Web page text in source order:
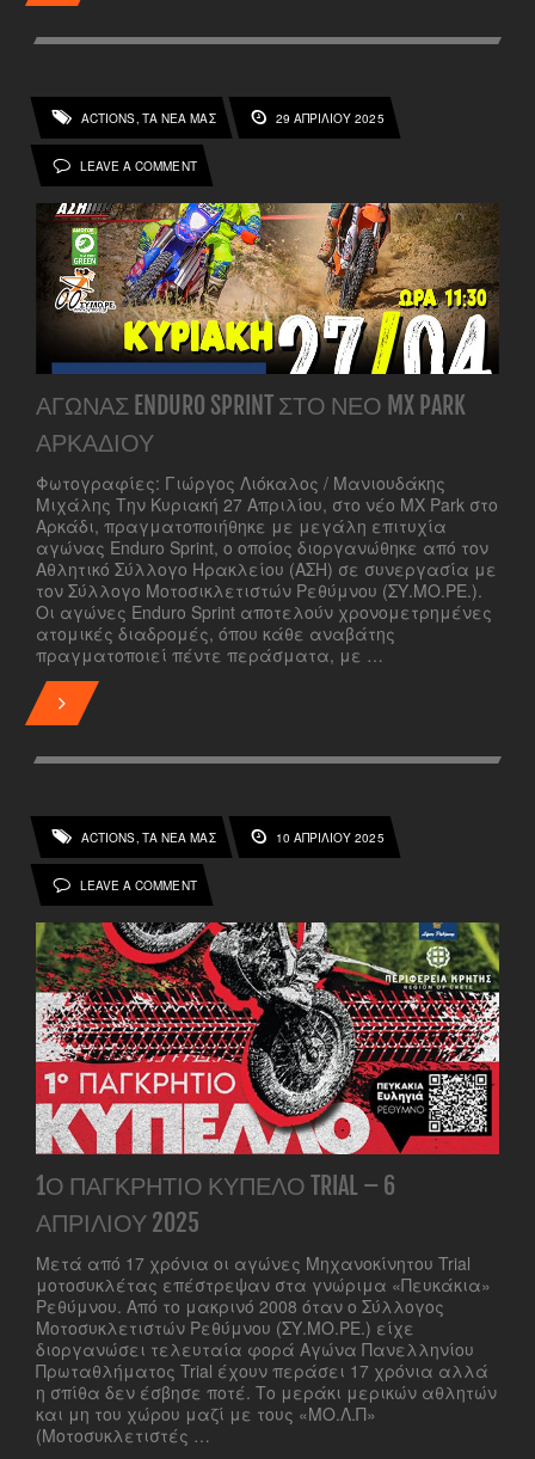
ACTIONS,ΤΑ ΝΕΑ ΜΑΣ 29 ΑΠΡΙΛΊΟΥ 2025
LEAVE A COMMENT
ΑΓΏΝΑΣ ENDURO SPRINT ΣΤΟ ΝΈΟ MX PARK
ΑΡΚΑΔΊΟΥ
Φωτογραφίες: Γιώργος Λιόκαλος / Μανιουδάκης
Μιχάλης Την Κυριακή 27 Απριλίου, στο νέο MX Park στο
Αρκάδι, πραγματοποιήθηκε με μεγάλη επιτυχία
αγώνας Enduro Sprint, ο οποίος διοργανώθηκε από τον
Αθλητικό Σύλλογο Ηρακλείου (ΑΣΗ) σε συνεργασία με
τον Σύλλογο Μοτοσικλετιστών Ρεθύμνου (ΣΥ.ΜΟ.ΡΕ.).
Οι αγώνες Enduro Sprint αποτελούν χρονομετρημένες
ατομικές διαδρομές, όπου κάθε αναβάτης
πραγματοποιεί πέντε περάσματα, με …
ACTIONS,ΤΑ ΝΕΑ ΜΑΣ 10 ΑΠΡΙΛΊΟΥ 2025
LEAVE A COMMENT
1Ο ΠΑΓΚΡΉΤΙΟ ΚΎΠΕΛΟ TRIAL – 6
ΑΠΡΙΛΊΟΥ 2025
Μετά από 17 χρόνια οι αγώνες Μηχανοκίνητου Trial
μοτοσυκλέτας επέστρεψαν στα γνώριμα «Πευκάκια»
Ρεθύμνου. Από το μακρινό 2008 όταν ο Σύλλογος
Μοτοσυκλετιστών Ρεθύμνου (ΣΥ.ΜΟ.ΡΕ.) είχε
διοργανώσει τελευταία φορά Αγώνα Πανελληνίου
Πρωταθλήματος Trial έχουν περάσει 17 χρόνια αλλά
η σπίθα δεν έσβησε ποτέ. Το μεράκι μερικών αθλητών
και μη του χώρου μαζί με τους «ΜΟ.Λ.Π»
(Μοτοσυκλετιστές …